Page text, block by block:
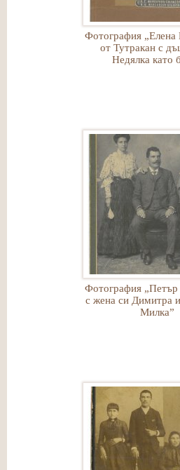
Фотография „Елена
от Тутракан с
Недялка като
Фотография „Петър
с жена си Димитра
Милка”